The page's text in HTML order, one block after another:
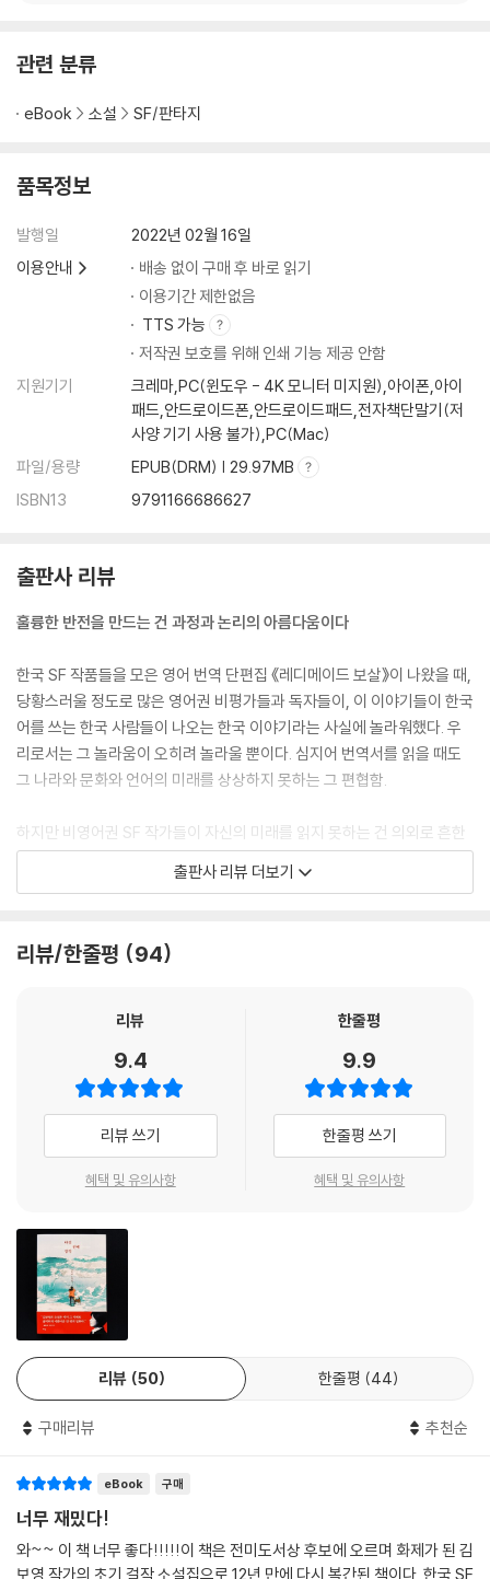
관련 분류
eBook 소설 SF/판타지
품목정보
발행일
2022년 02월 16일
이용안내
배송 없이 구매 후 바로 읽기
이용기간 제한없음
TTS 가능
저작권 보호를 위해 인쇄 기능 제공 안함
지원기기
크레마,PC(윈도우 - 4K 모니터 미지원),아이폰,아이
패드,안드로이드폰,안드로이드패드,전자책단말기(저
사양 기기 사용 불가),PC(Mac)
파일/용량
EPUB(DRM) | 29.97MB
ISBN13
9791166686627
출판사 리뷰
훌륭한 반전을 만드는 건 과정과 논리의 아름다움이다
한국 SF 작품들을 모은 영어 번역 단편집 《레디메이드 보살》이 나왔을 때,
당황스러울 정도로 많은 영어권 비평가들과 독자들이, 이 이야기들이 한국
어를 쓰는 한국 사람들이 나오는 한국 이야기라는 사실에 놀라워했다. 우
리로서는 그 놀라움이 오히려 놀라울 뿐이다. 심지어 번역서를 읽을 때도
그 나라와 문화와 언어의 미래를 상상하지 못하는 그 편협함.
하지만 비영어권 SF 작가들이 자신의 미래를 읽지 못하는 건 의외로 흔한
일이다. 특히 우주개발이 미소 두 강대국에 의해 독점되어 왔던 20세기 후
반이 그랬다. 그때는 외계인이 와도 백악관 앞마당에 착륙할 것 같았고 그
국의 우주선에 탑승해야 했던 한낙원의 《금성탐험대》가 그러했듯.
반대로 보면 한국 배경의 이야기가 자연스러워진 건 20세기의 기술독점이
해졌고 그 안에서 우리가 주인공인 건 자연스러웠다. 더 이상 한국 이름을
쓰며 민망해하거나 수줍어할 이유가 없다.
하지만 김보영의 세계는 이 흐름에서 조금 벗어나 있다. 그 때문에 작가의
규칙에 익숙하지 않은 독자들은 종종 적응에 애를 먹는다.
〈땅 밑에〉의 다음 문장을 보자. “아내가 찌개를 들고 와서 조용히 상에 앉았
다. 아내는 의자에 앉아 내가 전화를 끊기를 기다렸다.” 그 앞에 민석과 윤
형이라는 이름이 나왔으니 우리는 주인공이 당연히 가부장적인 21세기 초
한국문화의 일원이라고 생각한다. 하지만 우리 역사에는 없는 지하미로가
백 년 전쯤에 발견되지 않았냐고? 그 뒤에 작가는 이 이야기의 배경이 되는
세계와 그곳의 역사를 조금 더 상세하게 묘사한다. “나는 세상이 둥글다는
것도 안다. (…) 옛날 사람들은 그 사실을 밝혀내기 위해 세상을 한 바퀴 돌
사실도 알게 되었다.”
이제 독자들은 지하미로를 따라 땅 밑으로 계속 내려가는 사람들을 주인공
으로 한 이 이야기의 배경이 우리가 사는 한국, 아니, 지구가 아니라는 것
을, 이 이야기가 로버트 A. 하인라인의 《조던의 아이들》과 브라이언 W. 올
디스의 《논스탑》의 전통을 잇는 SF 모험담이라는 사실을 알게 된다. 하지
출판사 리뷰 더보기
리뷰/한줄평 94
리뷰
9.4
리뷰 쓰기
혜택 및 유의사항
한줄평
9.9
한줄평 쓰기
혜택 및 유의사항
리뷰 50 한줄평 44
구매리뷰 추천순
eBook 구매
너무 재밌다!
와~~ 이 책 너무 좋다!!!!!이 책은 전미도서상 후보에 오르며 화제가 된 김
보영 작가의 초기 걸작 소설집으로 12년 만에 다시 복간된 책이다. 한국 SF